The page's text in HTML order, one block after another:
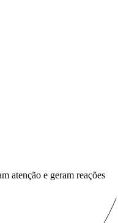
atenção e geram reações